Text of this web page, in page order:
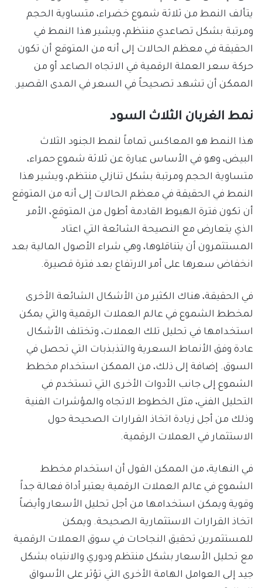
يتألف النمط من ثلاثة شموع خضراء، متساوية الحجم
ومرتبة بشكل تصاعدي منتظم، ويشير هذا النمط في
الحقيقة في معظم الحالات إلى أنه من المتوقع أن تكون
حركة سعر العملة الرقمية في الاتجاه الصاعد أو من
الممكن أن تشهد تصحيحاً في السعر في المدى القصير.
نمط الغربان الثلاث السود
هذا النمط هو المعاكس تماماً لنمط الجنود الثلاث
البيض، وهو في الأساس عبارة عن ثلاثة شموع حمراء،
متساوية الحجم ومرتبة بشكل تنازلي منتظم، ويشير هذا
النمط في الحقيقة في معظم الحالات إلى أنه من المتوقع
أن تكون فترة الهبوط القادمة أطول من المتوقع، الأمر
الذي يتعارض مع النصيحة الشائعة التي اعتاد
المستثمرون أن يتناقلوها، وهي شراء الأصول المالية بعد
انخفاض سعرها على أمر الارتفاع بعد فترة قصيرة.
في الحقيقة، هناك الكثير من الأشكال الشائعة الأخرى
لمخطط الشموع في عالم العملات الرقمية والتي يمكن
استخدامها في تحليل تلك العملات، وتختلف الأشكال
عادة وفق الأنماط السعرية والتذبذبات التي تحصل في
السوق. إضافة إلى ذلك، من الممكن استخدام مخطط
الشموع إلى جانب الأدوات الأخرى التي تستخدم في
التحليل الفني، مثل الخطوط الاتجاه والمؤشرات الفنية
وذلك من أجل زيادة اتخاذ القرارات الصحيحة حول
الاستثمار في العملات الرقمية.
في النهاية، من الممكن القول أن استخدام مخطط
الشموع في عالم العملات الرقمية يعتبر أداة فعالة جداً
وقوية ويمكن استخدامها من أجل تحليل الأسعار وأيضاً
اتخاذ القرارات الاستثمارية الصحيحة. ويمكن
للمستثمرين تحقيق النجاحات في سوق العملات الرقمية
مع تحليل الأسعار بشكل منتظم ودوري والانتباه بشكل
جيد إلى العوامل الهامة الأخرى التي تؤثر على الأسواق